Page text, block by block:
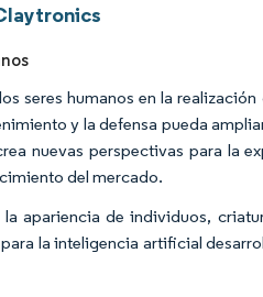
seres humanos en la
y la defensa pueda
nuevas perspectivas para la
del mercado.
apariencia de individuos,
la inteligencia artificial